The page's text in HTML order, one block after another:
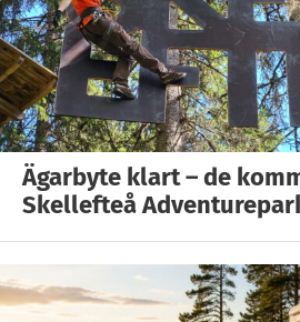
Ägarbyte klart – de
Skellefteå